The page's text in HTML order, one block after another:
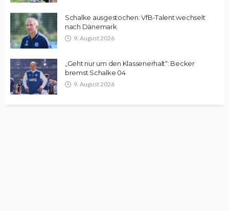
Schalke ausgestochen: VfB-Talent wechselt
nach Dänemark
9. August 2026
„Geht nur um den Klassenerhalt“: Becker
bremst Schalke 04
9. August 2026